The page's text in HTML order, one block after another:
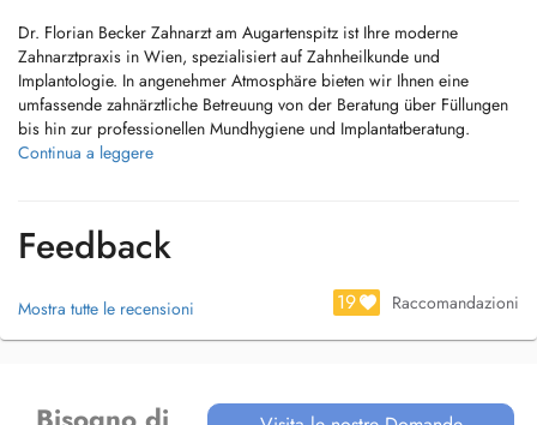
Dr. Florian Becker Zahnarzt am Augartenspitz ist Ihre moderne
Zahnarztpraxis in Wien, spezialisiert auf Zahnheilkunde und
Implantologie. In angenehmer Atmosphäre bieten wir Ihnen eine
umfassende zahnärztliche Betreuung von der Beratung über Füllungen
bis hin zur professionellen Mundhygiene und Implantatberatung.
Behandlung, persönliche Beratung und Ihr Wohlbefinden im
Mittelpunkt. Auch Patientinnen und Patienten mit Angst vor dem
gehen einfühlsam auf Ihre Bedürfnisse ein.
Die Terminbuchung ist einfach und bequem online möglich. Dr.
Continua a leggere
Feedback
Mostra tutte le recensioni 19 Raccomandazioni